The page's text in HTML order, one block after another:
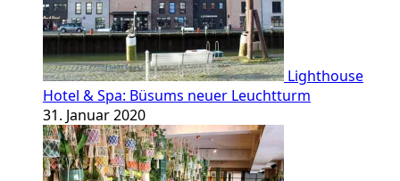
Lighthouse
Hotel & Spa: Büsums neuer Leuchtturm
31. Januar 2020